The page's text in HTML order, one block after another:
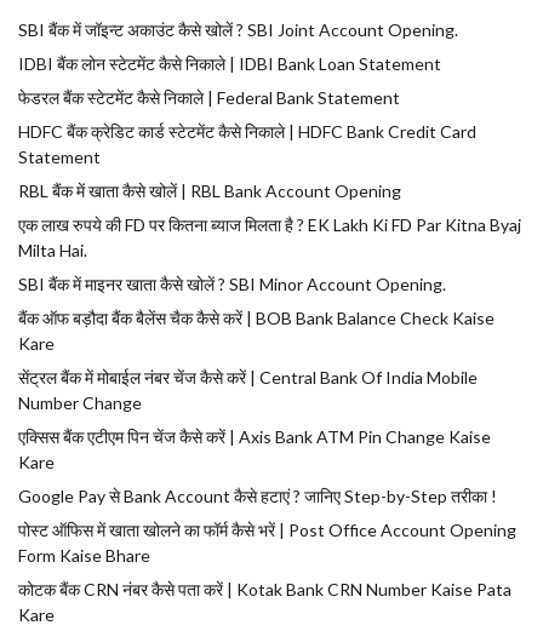
SBI बैंक में जॉइन्ट अकाउंट कैसे खोलें ? SBI Joint Account Opening.
IDBI बैंक लोन स्टेटमेंट कैसे निकाले | IDBI Bank Loan Statement
फेडरल बैंक स्टेटमेंट कैसे निकाले | Federal Bank Statement
HDFC बैंक क्रेडिट कार्ड स्टेटमेंट कैसे निकाले | HDFC Bank Credit Card
Statement
RBL बैंक में खाता कैसे खोलें | RBL Bank Account Opening
एक लाख रुपये की FD पर कितना ब्याज मिलता है ? EK Lakh Ki FD Par Kitna Byaj
Milta Hai.
SBI बैंक में माइनर खाता कैसे खोलें ? SBI Minor Account Opening.
बैंक ऑफ बड़ौदा बैंक बैलेंस चैक कैसे करें | BOB Bank Balance Check Kaise
Kare
सेंट्रल बैंक में मोबाईल नंबर चेंज कैसे करें | Central Bank Of India Mobile
Number Change
एक्सिस बैंक एटीएम पिन चेंज कैसे करें | Axis Bank ATM Pin Change Kaise
Kare
Google Pay से Bank Account कैसे हटाएं ? जानिए Step-by-Step तरीका !
पोस्ट ऑफिस में खाता खोलने का फॉर्म कैसे भरें | Post Office Account Opening
Form Kaise Bhare
कोटक बैंक CRN नंबर कैसे पता करें | Kotak Bank CRN Number Kaise Pata
Kare